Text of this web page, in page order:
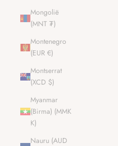
Mongolië
(MNT ₮)
Montenegro
(EUR €)
Montserrat
(XCD $)
Myanmar
(Birma) (MMK
K)
Nauru (AUD